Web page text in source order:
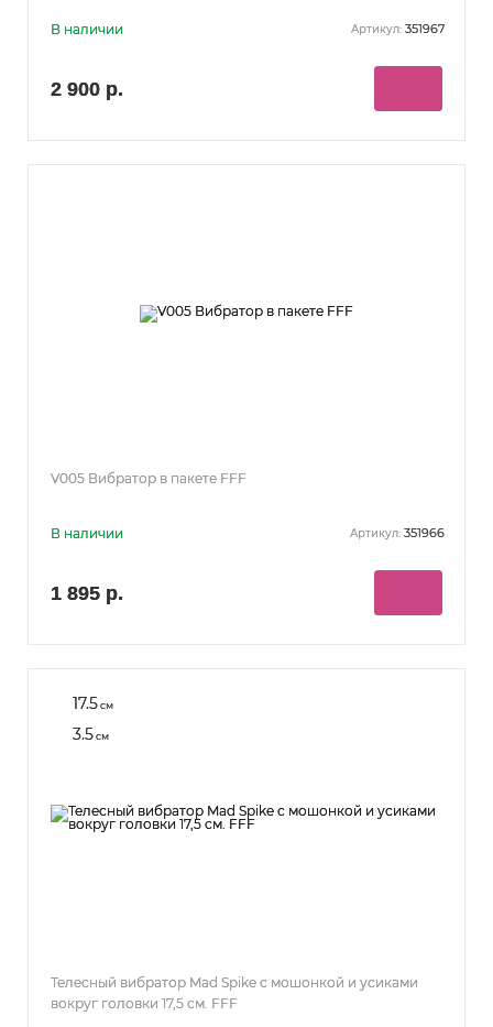
В наличии Артикул: 351967
2 900 р.
V005 Вибратор в пакете FFF
В наличии Артикул: 351966
1 895 р.
17.5см
3.5см
Телесный вибратор Mad Spike с мошонкой и усиками
вокруг головки 17,5 см. FFF